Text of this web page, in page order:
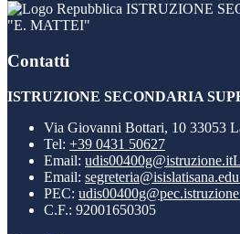
ISTRUZIONE
"E. MATTEI"
Contatti
ISTRUZIONE SECONDARIA
Via Giovanni Bottari, 10 33053
Tel: +39 0431 50627
Email: udis00400g@istruzione.it
Email:
PEC:
C.F.: 92001650305